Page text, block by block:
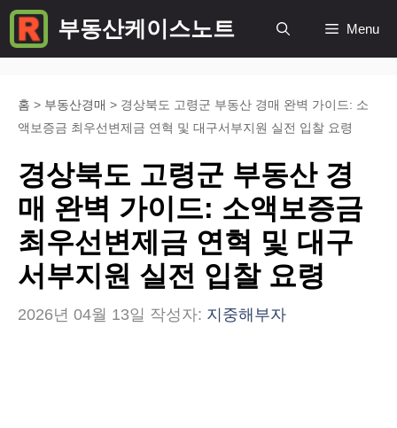
컨
텐
부동산케이스노트 Menu
홈 > 부동산경매 > 경상북도 고령군 부동산 경매 완벽 가이드: 소
액보증금 최우선변제금 연혁 및 대구서부지원 실전 입찰 요령
경상북도 고령군 부동산 경
매 완벽 가이드: 소액보증금
최우선변제금 연혁 및 대구
서부지원 실전 입찰 요령
2026년 04월 13일 작성자: 지중해부자